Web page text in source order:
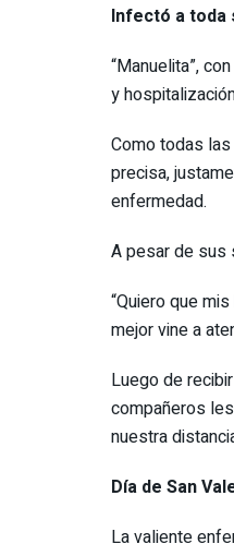
Infectó a toda
“Manuelita”,
y
Como todas
precisa,
enfermedad.
A pesar de sus
“Quiero que
mejor vine a
Luego de
compañeros
nuestra
Día de San
La valiente